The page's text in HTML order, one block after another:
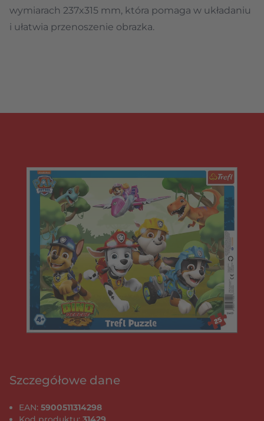
wymiarach 237x315 mm, która pomaga w układaniu
i ułatwia przenoszenie obrazka.
Szczegółowe dane
EAN: 5900511314298